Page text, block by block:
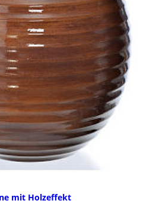
mit Holzeffekt